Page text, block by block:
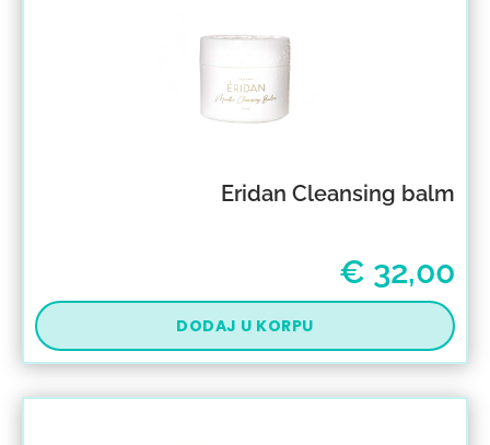
Eridan Cleansing balm
€ 32,00
DODAJ U KORPU